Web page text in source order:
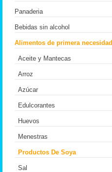
Panaderia
Bebidas sin alcohol
Alimentos de primera necesidad
Aceite y Mantecas
Arroz
Azúcar
Edulcorantes
Huevos
Menestras
Productos De Soya
Sal